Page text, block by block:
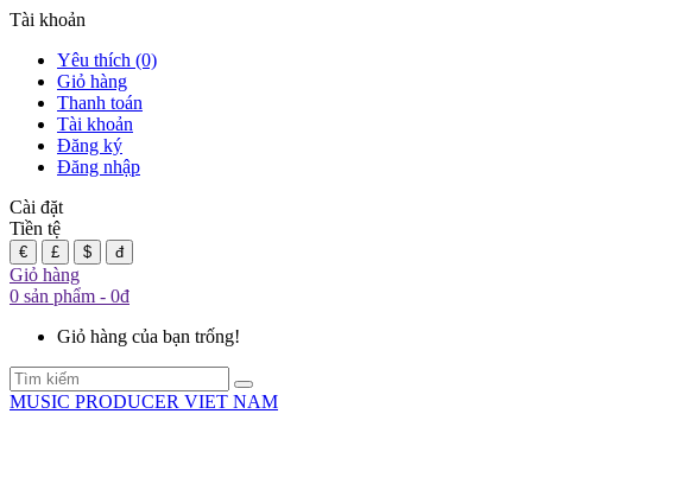
Tài khoản
Yêu thích (0)
Giỏ hàng
Thanh toán
Tài khoản
Đăng ký
Đăng nhập
Cài đặt
Tiền tệ
€ £ $ đ
Giỏ hàng
0 sản phẩm - 0đ
Giỏ hàng của bạn trống!
MUSIC PRODUCER VIET NAM